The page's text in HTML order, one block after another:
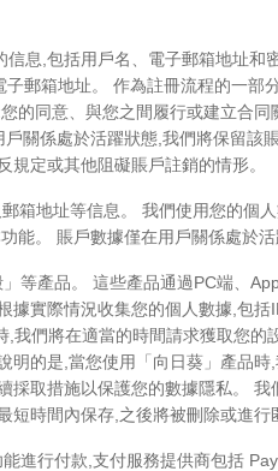
息,包括用戶名、電子郵箱地址
郵箱地址。 作為註冊流程的一部
同意、與您之間履行或建立合
關係處於活躍狀態,我們將保留該
定或其他阻礙賬戶註銷的情形。
地址等信息。 我們使用您的個
。 賬戶數據僅在用戶關係處於
產品。 這些產品通過PC端、
實際情況收集您的個人數據,包
們將在適當的時間請求獲取您的
的是,當您使用「向日葵」產品
取措施以保護您的數據隱私。
時間內保存,之後將被刪除或進行
行付款,支付服務提供商包括